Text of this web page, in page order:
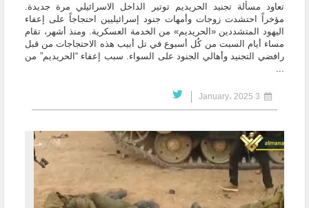
تعاود مسألة تجنيد الحريديم توتير الداخل الاسرائيلي مرة جديدة.
مؤخراً احتشدت زوجات وأمهات جنود إسرائيليين احتجاجاً على إعفاء
اليهود المتشددين «الحريديم» من الخدمة العسكرية. ومنذ أشهر، تقام
مساء أيام السبت من كُل أسبوع في تل أبيب هذه الاحتجاجات من قبل
رافضي التجنيد وأهالي الجنود على السواء. سبب إعفاء “الحريديم” من
...